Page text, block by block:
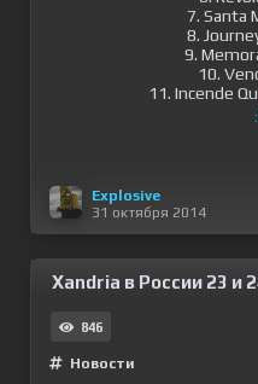
7. Santa
8.
9.
10.
11. Incende
Explosive
31 октября 2014
Xandria в России 23 и
846
Новости